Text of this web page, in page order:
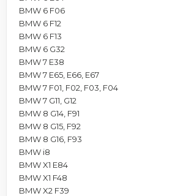
BMW 6 F06
BMW 6 F12
BMW 6 F13
BMW 6 G32
BMW 7 E38
BMW 7 E65, E66, E67
BMW 7 F01, F02, F03, F04
BMW 7 G11, G12
BMW 8 G14, F91
BMW 8 G15, F92
BMW 8 G16, F93
BMW i8
BMW X1 E84
BMW X1 F48
BMW X2 F39